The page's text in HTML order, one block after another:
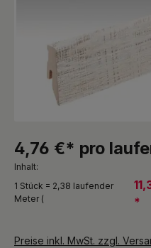
4,76 €* pro
Inhalt:
1 Stück = 2,38 laufender
Meter (
*
Preise inkl. MwSt. zzgl.